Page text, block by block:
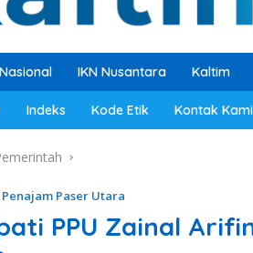
Nasional IKN Nusantara Kaltim
Indeks Kode Etik Kontak Kami
Penajam Paser Utara
PPU Zainal